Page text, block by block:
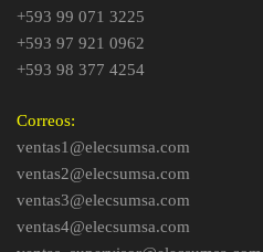
+593 99 071 3225
+593 97 921 0962
+593 98 377 4254
Correos:
ventas1@elecsumsa.com
ventas2@elecsumsa.com
ventas3@elecsumsa.com
ventas4@elecsumsa.com